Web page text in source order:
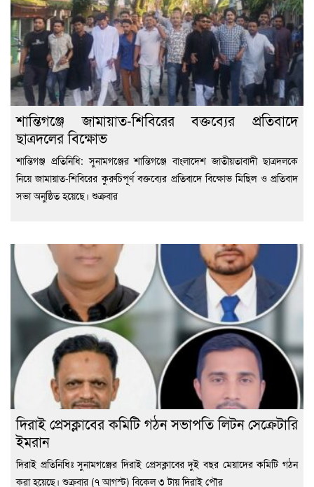
শান্তিগঞ্জে জামায়াত-শিবিরের বক্তব্যের প্রতিবাদে
ছাত্রদলের বিক্ষোভ
শান্তিগঞ্জ প্রতিনিধি: সুনামগঞ্জের শান্তিগঞ্জে বাংলাদেশ জাতীয়তাবাদী ছাত্রদলকে
নিয়ে জামায়াত-শিবিরের কুরুচিপূর্ণ বক্তব্যের প্রতিবাদে বিক্ষোভ মিছিল ও প্রতিবাদ
সভা অনুষ্ঠিত হয়েছে। শুক্রবার
দিরাই প্রেসক্লাবের কমিটি গঠন সভাপতি লিটন সেক্রেটারি
ইমরান
দিরাই প্রতিনিধিঃ সুনামগঞ্জের দিরাই প্রেসক্লাবের দুই বছর মেয়াদের কমিটি গঠন
করা হয়েছে। শুক্রবার (৭ আগস্ট) বিকেল ৩ টায় দিরাই পৌর